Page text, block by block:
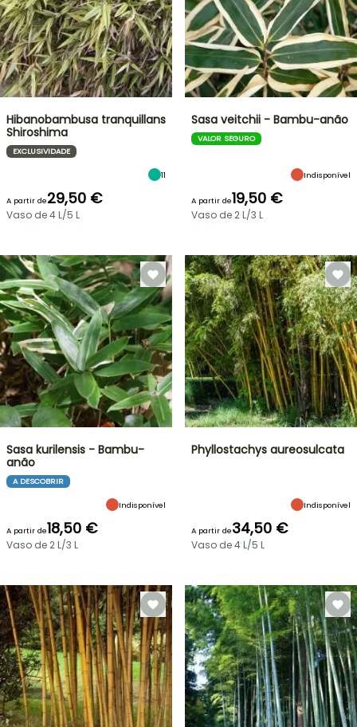
Hibanobambusa tranquillans
Shiroshima
EXCLUSIVIDADE
11
A partir de29,50 €
Vaso de 4 L/5 L
Sasa veitchii - Bambu-anão
VALOR SEGURO
Indisponível
A partir de19,50 €
Vaso de 2 L/3 L
Sasa kurilensis - Bambu-
anão
A DESCOBRIR
Indisponível
A partir de18,50 €
Vaso de 2 L/3 L
Phyllostachys aureosulcata
Indisponível
A partir de34,50 €
Vaso de 4 L/5 L